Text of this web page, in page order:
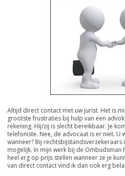
Altijd direct contact met uw jurist. Het is
grootste frustraties bij hulp van een
rekening. Hij/zij is slecht bereikbaar. Je
telefoniste. Nee, de advocaat is er niet. U
wanneer? Bij
mogelijk. In mijn werk bij de Ombudsman
heel erg op prijs stellen wanneer ze je
van direct contact vind ik dan ook erg